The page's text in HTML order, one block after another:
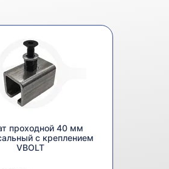
проходной 40 мм
с креплением
VBOLT